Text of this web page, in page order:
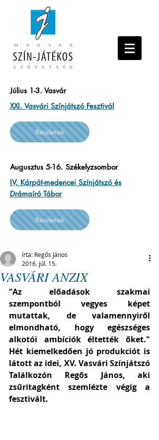
Július 1-3. Vasvár
XXI. Vasvári Színjátszó Fesztivál
Részletek
Augusztus 5-16. Székelyzsombor
IV. Kárpát-medencei Színjátszó és
Drámaíró Tábor
Részletek
VASVÁRI ANZIX
írta: Regős János
2016. júl. 15.
"Az előadások szakmai
szempontból vegyes képet
mutattak, de valamennyiről
elmondható, hogy egészséges
alkotói ambíciók éltették őket."
Hét kiemelkedően jó produkciót is
látott az idei, XV. Vasvári Színjátszó
Találkozón Regős János, aki
zsűritagként szemlézte végig a
fesztivált.